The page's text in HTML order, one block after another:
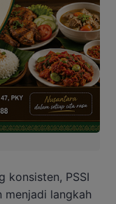
konsisten, PSSI
menjadi langkah